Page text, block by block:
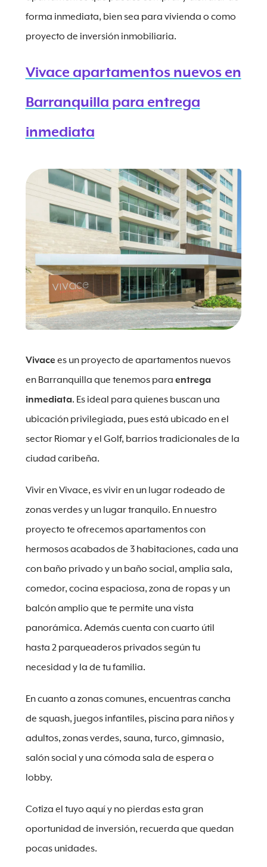
forma inmediata, bien sea para vivienda o como
proyecto de inversión inmobiliaria.
Vivace apartamentos nuevos en
Barranquilla para entrega
inmediata
Vivace es un proyecto de apartamentos nuevos
en Barranquilla que tenemos para entrega
inmediata. Es ideal para quienes buscan una
ubicación privilegiada, pues está ubicado en el
sector Riomar y el Golf, barrios tradicionales de la
ciudad caribeña.
Vivir en Vivace, es vivir en un lugar rodeado de
zonas verdes y un lugar tranquilo. En nuestro
proyecto te ofrecemos apartamentos con
hermosos acabados de 3 habitaciones, cada una
con baño privado y un baño social, amplia sala,
comedor, cocina espaciosa, zona de ropas y un
balcón amplio que te permite una vista
panorámica. Además cuenta con cuarto útil
hasta 2 parqueaderos privados según tu
necesidad y la de tu familia.
En cuanto a zonas comunes, encuentras cancha
de squash, juegos infantiles, piscina para niños y
adultos, zonas verdes, sauna, turco, gimnasio,
salón social y una cómoda sala de espera o
lobby.
Cotiza el tuyo aquí y no pierdas esta gran
oportunidad de inversión, recuerda que quedan
pocas unidades.